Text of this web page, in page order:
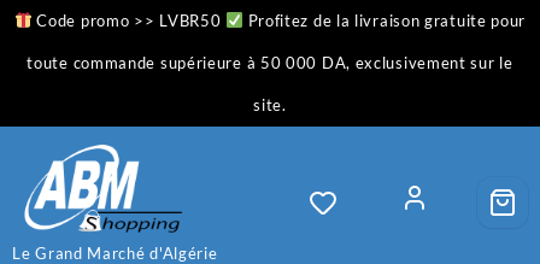
Skip
content
Code promo >> LVBR50 Profitez de la livraison gratuite pour
toute commande supérieure à 50 000 DA, exclusivement sur le
site.
Le Grand Marché d'Algérie